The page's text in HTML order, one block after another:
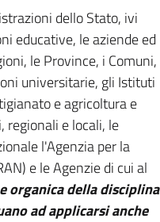
dello Stato, ivi
educative, le aziende ed
le Province, i Comuni,
universitarie, gli Istituti
e agricoltura e
regionali e locali, le
l'Agenzia per la
e le Agenzie di cui al
organica della disciplina
ad applicarsi anche